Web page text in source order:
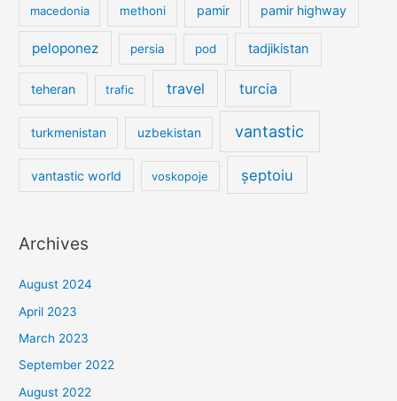
macedonia methoni pamir pamir highway
peloponez persia pod tadjikistan
teheran trafic travel turcia
turkmenistan uzbekistan vantastic
vantastic world voskopoje șeptoiu
Archives
August 2024
April 2023
March 2023
September 2022
August 2022